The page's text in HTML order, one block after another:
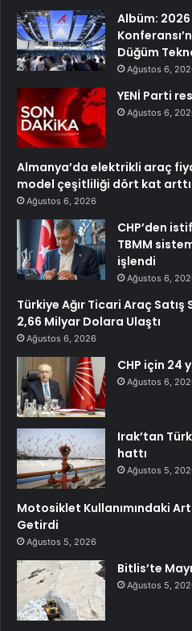
Albüm:
Düğüm
Ağustos 6,
YENİ Parti
Ağustos 6,
Almanya’da elektrikli araç
model çeşitliliği dört kat arttı
Ağustos 6, 2026
CHP’den
TBMM
işlendi
Ağustos 6,
Türkiye Ağır Ticari Araç Satış
2,66 Milyar Dolara Ulaştı
Ağustos 6, 2026
CHP için 24
Ağustos 6,
Irak’tan
hattı
Ağustos 5,
Motosiklet Kullanımındaki
Getirdi
Ağustos 5, 2026
Bitlis’te
Ağustos 5,